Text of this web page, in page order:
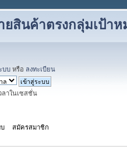
ยสินค้าตรงกลุ่มเป้
บบ หรือ ลงทะเบียน
ลาในเซสชั่น
บ สมัครสมาชิก